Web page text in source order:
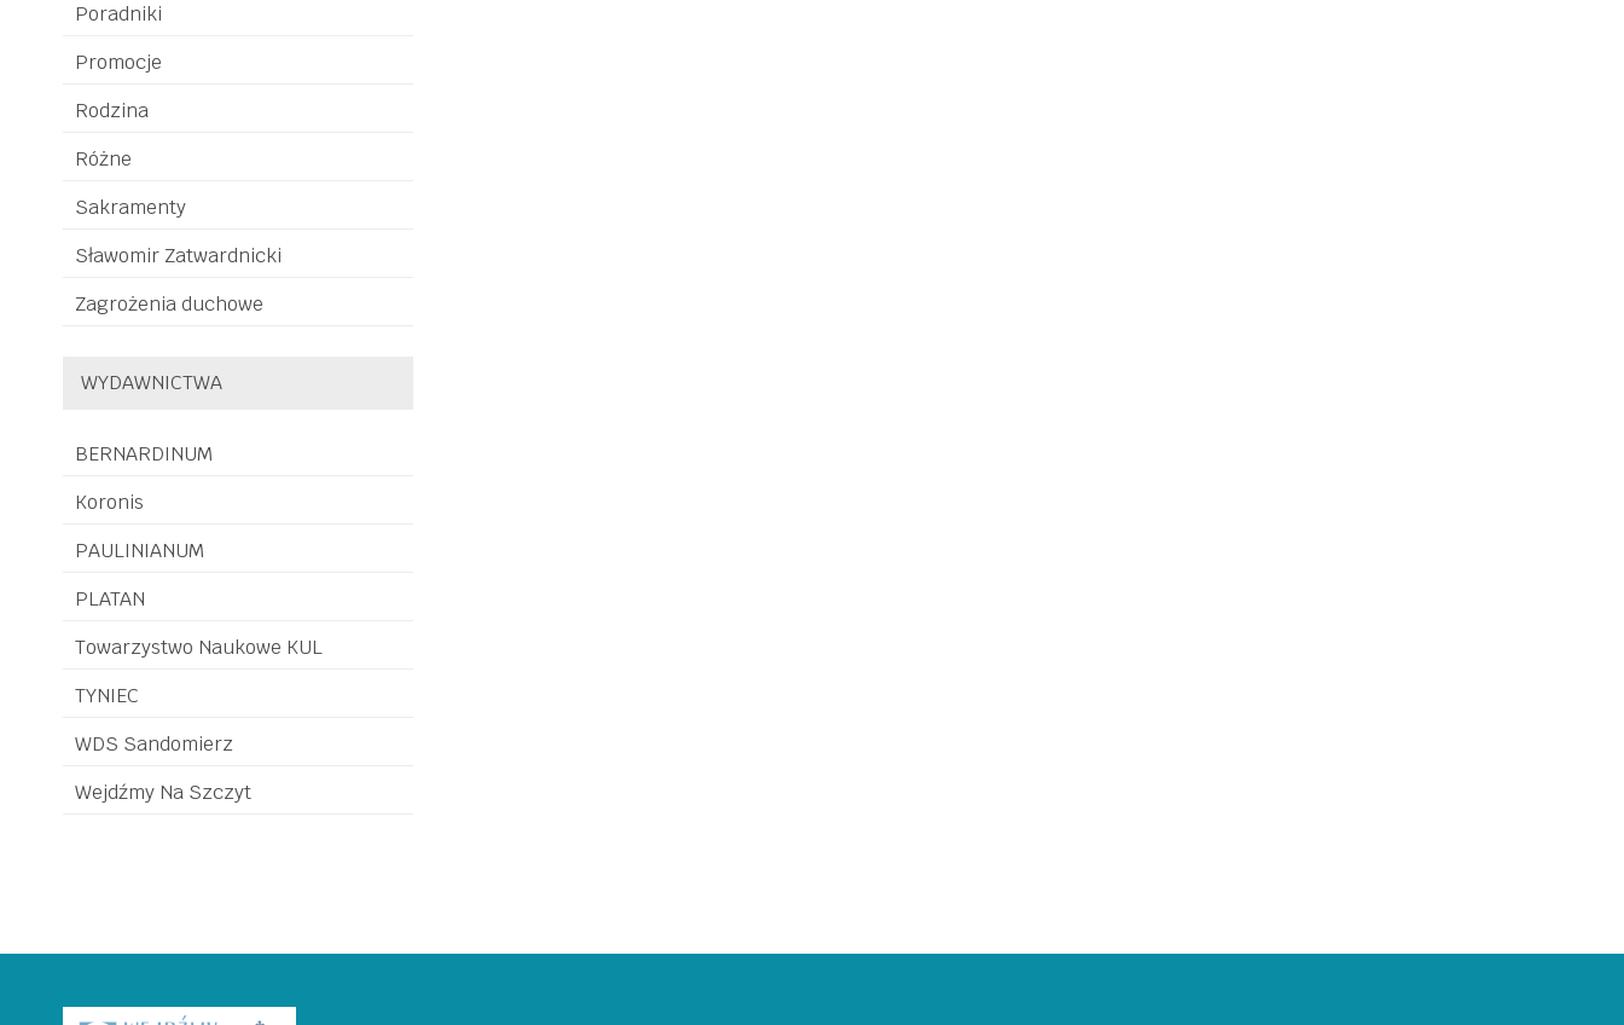
Poradniki
Promocje
Rodzina
Różne
Sakramenty
Sławomir Zatwardnicki
Zagrożenia duchowe
WYDAWNICTWA
BERNARDINUM
Koronis
PAULINIANUM
PLATAN
Towarzystwo Naukowe KUL
TYNIEC
WDS Sandomierz
Wejdźmy Na Szczyt